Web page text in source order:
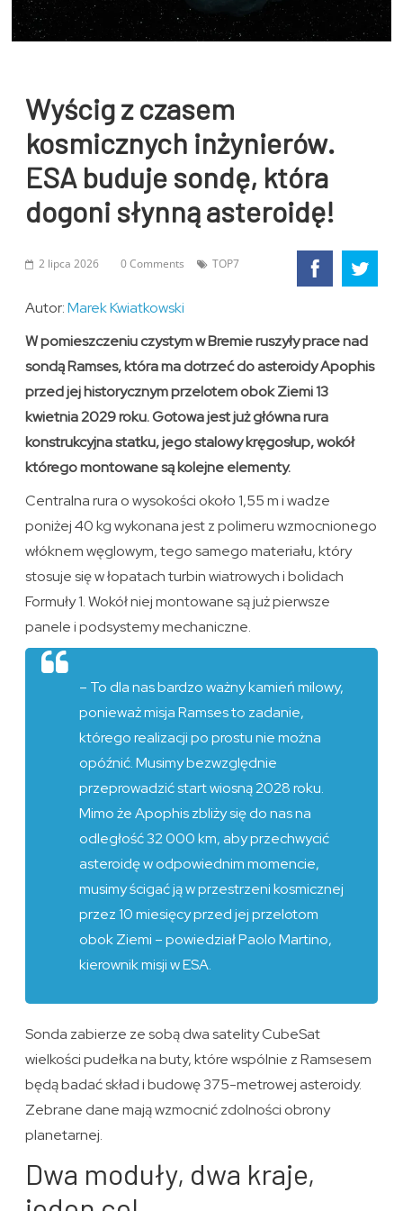
Wyścig z czasem
kosmicznych inżynierów.
ESA buduje sondę, która
dogoni słynną asteroidę!
2 lipca 2026 0 Comments TOP7
Autor:Marek Kwiatkowski
W pomieszczeniu czystym w Bremie ruszyły prace nad
sondą Ramses, która ma dotrzeć do asteroidy Apophis
przed jej historycznym przelotem obok Ziemi 13
kwietnia 2029 roku. Gotowa jest już główna rura
konstrukcyjna statku, jego stalowy kręgosłup, wokół
którego montowane są kolejne elementy.
Centralna rura o wysokości około 1,55 m i wadze
poniżej 40 kg wykonana jest z polimeru wzmocnionego
włóknem węglowym, tego samego materiału, który
stosuje się w łopatach turbin wiatrowych i bolidach
Formuły 1. Wokół niej montowane są już pierwsze
panele i podsystemy mechaniczne.
– To dla nas bardzo ważny kamień milowy,
ponieważ misja Ramses to zadanie,
którego realizacji po prostu nie można
opóźnić. Musimy bezwzględnie
przeprowadzić start wiosną 2028 roku.
Mimo że Apophis zbliży się do nas na
odległość 32 000 km, aby przechwycić
asteroidę w odpowiednim momencie,
musimy ścigać ją w przestrzeni kosmicznej
przez 10 miesięcy przed jej przelotom
obok Ziemi – powiedział Paolo Martino,
kierownik misji w ESA.
Sonda zabierze ze sobą dwa satelity CubeSat
wielkości pudełka na buty, które wspólnie z Ramsesem
będą badać skład i budowę 375-metrowej asteroidy.
Zebrane dane mają wzmocnić zdolności obrony
planetarnej.
Dwa moduły, dwa kraje,